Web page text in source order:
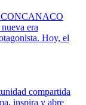
CONCANACO
era
Hoy, el
compartida
inspira y abre